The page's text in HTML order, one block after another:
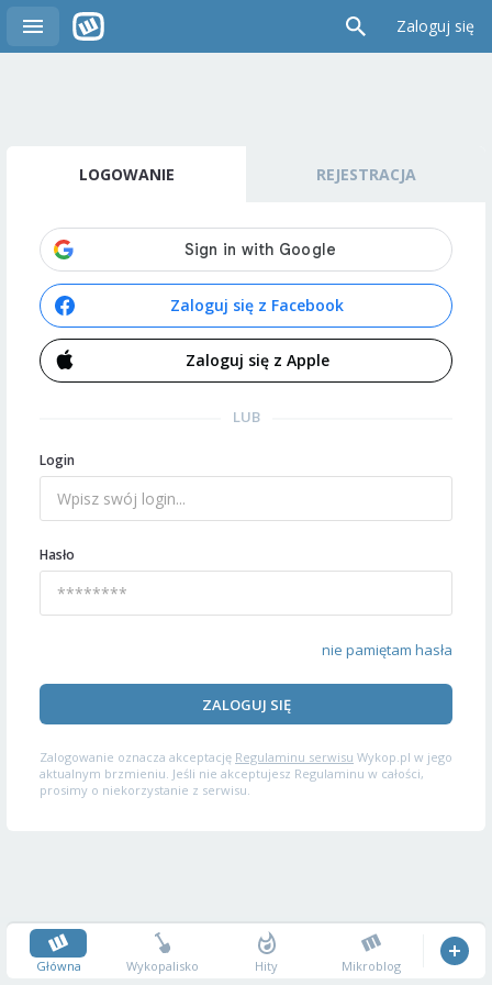
Zaloguj się
LOGOWANIE REJESTRACJA
Zaloguj się z Facebook
Zaloguj się z Apple
LUB
Login
Hasło
nie pamiętam hasła
ZALOGUJ SIĘ
Zalogowanie oznacza akceptację Regulaminu serwisu Wykop.pl w jego
aktualnym brzmieniu. Jeśli nie akceptujesz Regulaminu w całości,
prosimy o niekorzystanie z serwisu.
Główna Wykopalisko Hity Mikroblog